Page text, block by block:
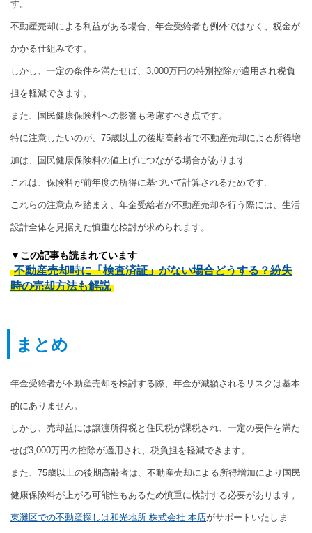
す。
不動産売却による利益がある場合、年金受給者も例外ではなく、税金が
かかる仕組みです。
しかし、一定の条件を満たせば、3,000万円の特別控除が適用され税負
担を軽減できます。
また、国民健康保険料への影響も考慮すべき点です。
特に注意したいのが、75歳以上の後期高齢者で不動産売却による所得増
加は、国民健康保険料の値上げにつながる場合があります.
これは、保険料が前年度の所得に基づいて計算されるためです.
これらの注意点を踏まえ、年金受給者が不動産売却を行う際には、生活
設計全体を見据えた慎重な検討が求められます。
▼この記事も読まれています
不動産売却時に「検査済証」がない場合どうする？紛失
時の売却方法も解説
まとめ
年金受給者が不動産売却を検討する際、年金が減額されるリスクは基本
的にありません。
しかし、売却益には譲渡所得税と住民税が課税され、一定の要件を満た
せば3,000万円の控除が適用され、税負担を軽減できます。
また、75歳以上の後期高齢者は、不動産売却による所得増加により国民
健康保険料が上がる可能性もあるため慎重に検討する必要があります。
東灘区での不動産探しは和光地所 株式会社 本店がサポートいたしま